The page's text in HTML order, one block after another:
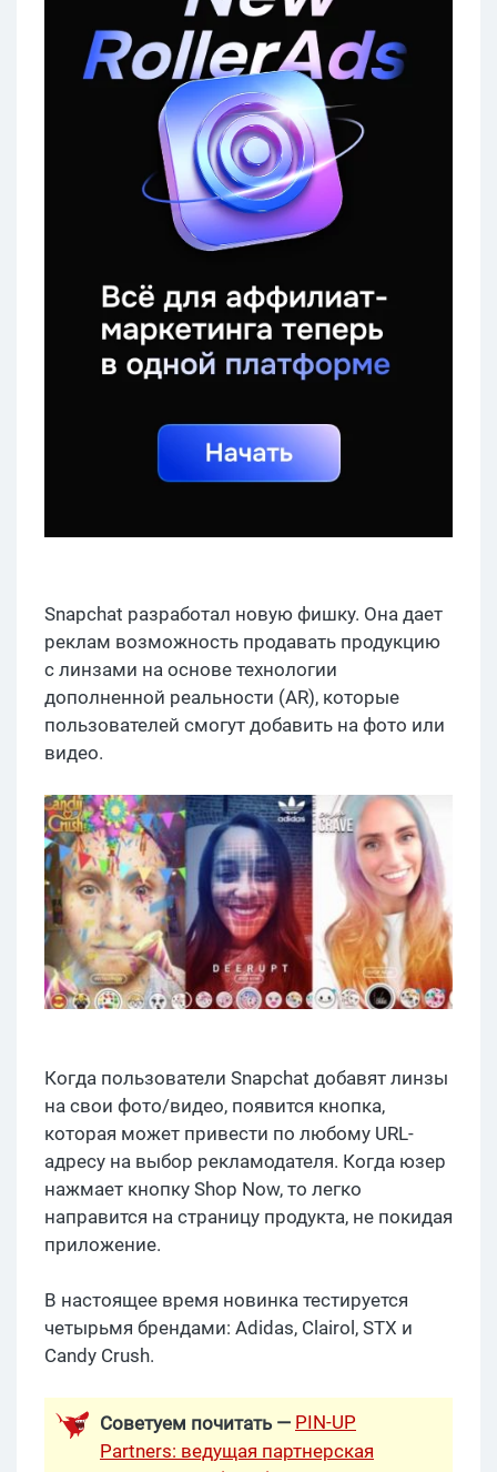
Snapchat разработал новую фишку. Она дает
реклам возможность продавать продукцию
с линзами на основе технологии
дополненной реальности (AR), которые
пользователей смогут добавить на фото или
видео.
Когда пользователи Snapchat добавят линзы
на свои фото/видео, появится кнопка,
которая может привести по любому URL-
адресу на выбор рекламодателя. Когда юзер
нажмает кнопку Shop Now, то легко
направится на страницу продукта, не покидая
приложение.
В настоящее время новинка тестируется
четырьмя брендами: Adidas, Clairol, STX и
Candy Crush.
Советуем почитать — PIN-UP
Partners: ведущая партнерская